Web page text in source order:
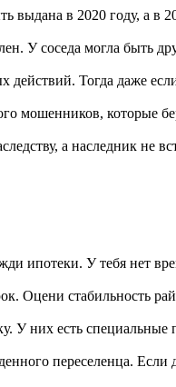
выдана в 2020 году, а в
У соседа могла быть
Тогда даже
мошенников, которые
а наследник не
ипотеки. У тебя нет
Оцени стабильность
У них есть специальные
переселенца.